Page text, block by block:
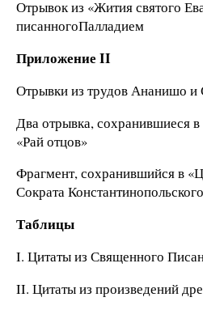
Отрывок из «Жития святого
писанногоПалладием
Приложение II
Отрывки из трудов Ананишо и
Два отрывка, сохранившиеся
«Рай отцов»
Фрагмент, сохранившийся в
Сократа
Таблицы
I. Цитаты из Священного
II. Цитаты из произведений